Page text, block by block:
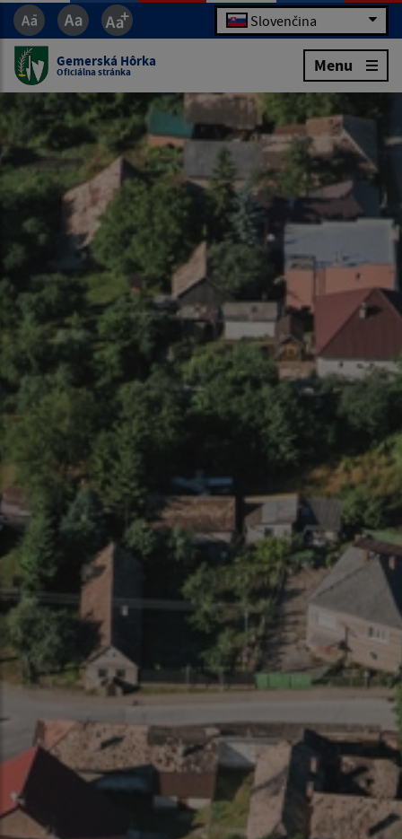
Slovenčina
Gemerská Hôrka
Oficiálna stránka Menu